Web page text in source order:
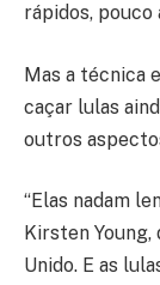
rápidos, pouco
Mas a técnica
caçar lulas
outros
“Elas nadam
Kirsten Young,
Unido. E as